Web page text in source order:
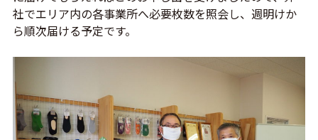
社でエリア内の各事業所へ必要枚数を照会し、週明けか
ら順次届ける予定です。